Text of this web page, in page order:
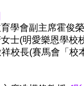
學會副主席霍俊
士(明愛樂恩學校
校長(賽馬會「校